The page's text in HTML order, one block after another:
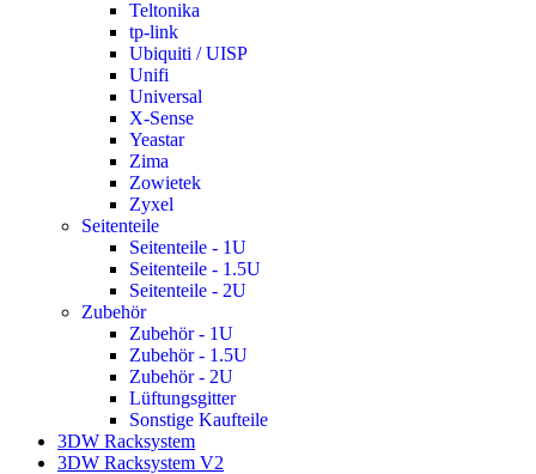
Teltonika
tp-link
Ubiquiti / UISP
Unifi
Universal
X-Sense
Yeastar
Zima
Zowietek
Zyxel
Seitenteile
Seitenteile - 1U
Seitenteile - 1.5U
Seitenteile - 2U
Zubehör
Zubehör - 1U
Zubehör - 1.5U
Zubehör - 2U
Lüftungsgitter
Sonstige Kaufteile
3DW Racksystem
3DW Racksystem V2